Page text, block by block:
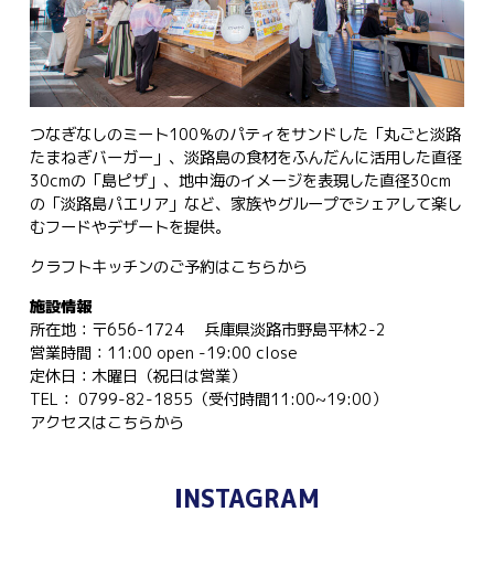
つなぎなしのミート100％のパティをサンドした「丸ごと淡路
たまねぎバーガー」、淡路島の食材をふんだんに活用した直径
30cmの「島ピザ」、地中海のイメージを表現した直径30cm
の「淡路島パエリア」など、家族やグループでシェアして楽し
むフードやデザートを提供。
クラフトキッチンのご予約はこちらから
施設情報
所在地：〒656-1724 兵庫県淡路市野島平林2-2
営業時間：11:00 open -19:00 close
定休日：木曜日（祝日は営業）
TEL： 0799-82-1855（受付時間11:00~19:00）
アクセスはこちらから
INSTAGRAM